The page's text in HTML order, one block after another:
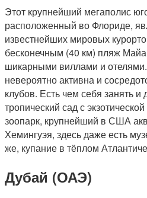
Этот крупнейший мегаполис
расположенный во Флориде,
известнейших мировых
бесконечным (40 км) пляж
шикарными виллами и
невероятно активна и
клубов. Есть чем себя занять и
тропический сад с
зоопарк, крупнейший в США
Хемингуэя, здесь даже есть
же, купание в тёплом
Дубай (ОАЭ)